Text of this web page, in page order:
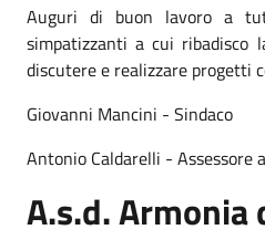
Auguri di buon lavoro a
simpatizzanti a cui ribadisco
discutere e realizzare progetti
Giovanni Mancini - Sindaco
Antonio Caldarelli - Assessore
A.s.d. Armonia